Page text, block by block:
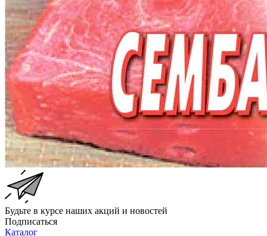
Будьте в курсе наших акций и новостей
Подписаться
Каталог